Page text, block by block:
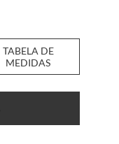
TABELA DE
MEDIDAS